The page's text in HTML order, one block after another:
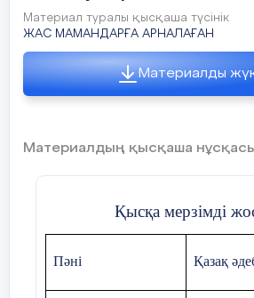
Материал туралы қысқаша түсінік
ЖАС МАМАНДАРҒА АРНАЛАҒАН
Материалды
Материалдың қысқаша
Қысқа мерзімді
Пәні Қазақ